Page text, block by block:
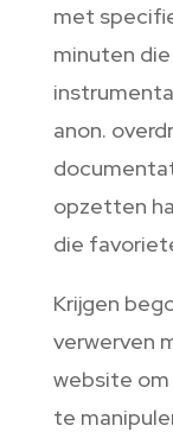
met
minuten
anon.
opzetten
die
Krijgen
verwerven
website
te